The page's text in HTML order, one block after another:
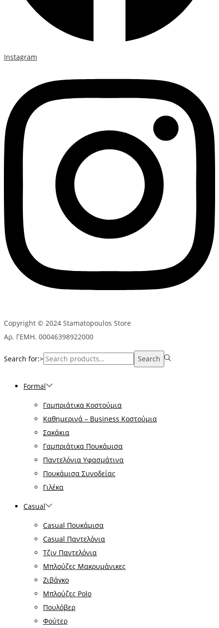
Instagram
Copyright © 2024 Stamatopoulos Store
Αρ. ΓΕΜΗ. 00046398922000
Search for:> Search
Formal
Γαμπριάτικα Κοστούμια
Καθημερινά – Business Κοστούμια
Σακάκια
Γαμπριάτικα Πουκάμισα
Παντελόνια Υφασμάτινα
Πουκάμισα Συνοδείας
Γιλέκα
Casual
Casual Πουκάμισα
Casual Παντελόνια
Τζιν Παντελόνια
Μπλούζες Μακρυμάνικες
Ζιβάγκο
Μπλούζες Polo
Πουλόβερ
Φούτερ